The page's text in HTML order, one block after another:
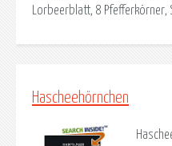
Lorbeerblatt, 8 Pfefferkörner,
Hascheehörnchen